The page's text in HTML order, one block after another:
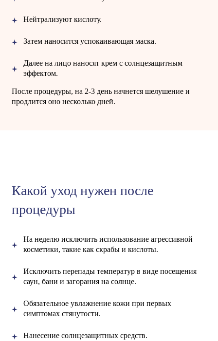
Нейтрализуют кислоту.
Затем наносится успокаивающая маска.
Далее на лицо наносят крем с солнцезащитным
эффектом.
После процедуры, на 2-3 день начнется шелушение и
продлится оно несколько дней.
Какой уход нужен после
процедуры
На неделю исключить использование агрессивной
косметики, такие как скрабы и кислоты.
Исключить перепады температур в виде посещения
саун, бани и загорания на солнце.
Обязательное увлажнение кожи при первых
симптомах стянутости.
Нанесение солнцезащитных средств.